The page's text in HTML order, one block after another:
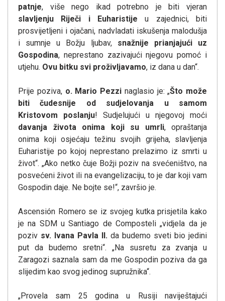
patnje, više nego ikad potrebno je biti vjeran
slavljenju Riječi i Euharistije u zajednici, biti
prosvijetljeni i ojačani, nadvladati iskušenja malodušja
i sumnje u Božju ljubav, snažnije prianjajući uz
Gospodina, neprestano zazivajući njegovu pomoć i
utjehu. Ovu bitku svi proživljavamo, iz dana u dan“.
Prije poziva, o. Mario Pezzi naglasio je: „Što može
biti čudesnije od sudjelovanja u samom
Kristovom poslanju! Sudjelujući u njegovoj moći
davanja života onima koji su umrli, opraštanja
onima koji osjećaju težinu svojih grijeha, slavljenja
Euharistije po kojoj neprestano prelazimo iz smrti u
život“. „Ako netko čuje Božji poziv na svećeništvo, na
posvećeni život ili na evangelizaciju, to je dar koji vam
Gospodin daje. Ne bojte se!“, završio je.
Ascensión Romero se iz svojeg kutka prisjetila kako
je na SDM u Santiago de Composteli „vidjela da je
poziv sv. Ivana Pavla II. da budemo sveti bio jedini
put da budemo sretni“. „Na susretu za zvanja u
Zaragozi saznala sam da me Gospodin poziva da ga
slijedim kao svog jedinog supružnika“.
„Provela sam 25 godina u Rusiji naviještajući